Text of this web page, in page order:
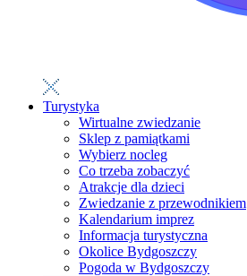
Turystyka
Wirtualne zwiedzanie
Sklep z pamiątkami
Wybierz nocleg
Co trzeba zobaczyć
Atrakcje dla dzieci
Zwiedzanie z przewodnikiem
Kalendarium imprez
Informacja turystyczna
Okolice Bydgoszczy
Pogoda w Bydgoszczy